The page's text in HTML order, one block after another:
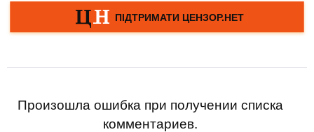
Произошла ошибка при получении списка
комментариев.